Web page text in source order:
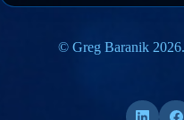
© Greg Baranik